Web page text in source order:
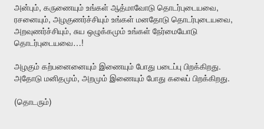
அன்பும், கருணையும் உங்கள் ஆத்மாவோடு தொடர்புடையவை,
ரசனையும், அழகுணர்ச்சியும் உங்கள் மனதோடு தொடர்புடையவை,
அறவுணர்ச்சியும், சுய ஒழுக்கமும் உங்கள் நேர்மையோடு
தொடர்புடையவை…!
அழகும் கற்பனைனையும் இணையும் போது படைப்பு பிறக்கிறது.
அதோடு மனிதமும், அறமும் இணையும் போது கலைப் பிறக்கிறது.
(தொடரும்)